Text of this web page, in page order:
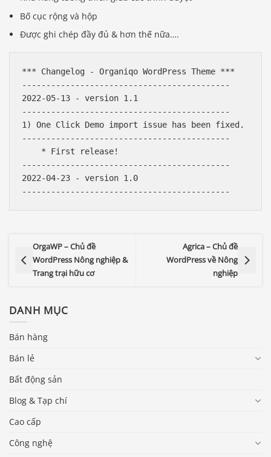
Bố cục rộng và hộp
Được ghi chép đầy đủ & hơn thế nữa….
*** Changelog - Organiqo WordPress Theme ***
-------------------------------------------
2022-05-13 - version 1.1
-------------------------------------------
1) One Click Demo import issue has been fixed.
-------------------------------------------
    * First release!
-------------------------------------------
2022-04-23 - version 1.0
OrgaWP – Chủ đề
WordPress Nông nghiệp &
Trang trại hữu cơ
Agrica – Chủ đề
WordPress về Nông
nghiệp
DANH MỤC
Bán hàng
Bán lẻ
Bất động sản
Blog & Tạp chí
Cao cấp
Công nghệ